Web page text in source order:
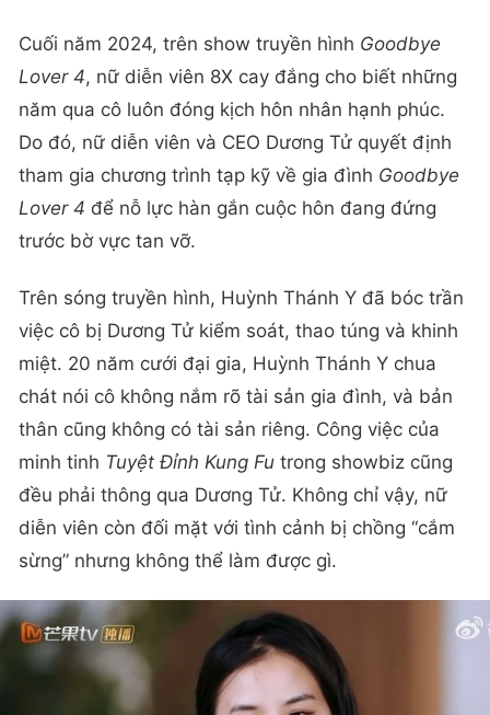
Cuối năm 2024, trên show truyền hình Goodbye
Lover 4, nữ diễn viên 8X cay đắng cho biết những
năm qua cô luôn đóng kịch hôn nhân hạnh phúc.
Do đó, nữ diễn viên và CEO Dương Tử quyết định
tham gia chương trình tạp kỹ về gia đình Goodbye
Lover 4 để nỗ lực hàn gắn cuộc hôn đang đứng
trước bờ vực tan vỡ.
Trên sóng truyền hình, Huỳnh Thánh Y đã bóc trần
việc cô bị Dương Tử kiểm soát, thao túng và khinh
miệt. 20 năm cưới đại gia, Huỳnh Thánh Y chua
chát nói cô không nắm rõ tài sản gia đình, và bản
thân cũng không có tài sản riêng. Công việc của
minh tinh Tuyệt Đỉnh Kung Fu trong showbiz cũng
đều phải thông qua Dương Tử. Không chỉ vậy, nữ
diễn viên còn đối mặt với tình cảnh bị chồng “cắm
sừng” nhưng không thể làm được gì.